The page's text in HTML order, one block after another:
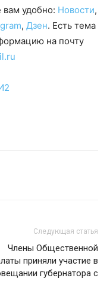
вам удобно: Новости,
, Дзен. Есть тема
на почту
Следующая статья
Члены Общественной
приняли участие в
губернатора с